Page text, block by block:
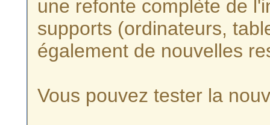
une refonte complète de
supports (ordinateurs,
également de nouvelles
Vous pouvez tester la